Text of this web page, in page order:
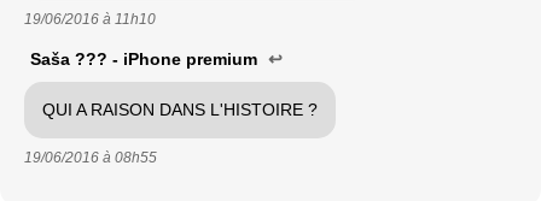
19/06/2016 à 11h10
Saša ??? - iPhone premium ↩
QUI A RAISON DANS L'HISTOIRE ?
19/06/2016 à 08h55